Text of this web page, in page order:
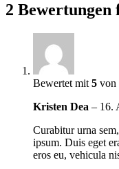
2 Bewertungen
Bewertet mit 5 von
Kristen Dea – 16.
Curabitur urna
ipsum. Duis eget
eros eu, vehicula